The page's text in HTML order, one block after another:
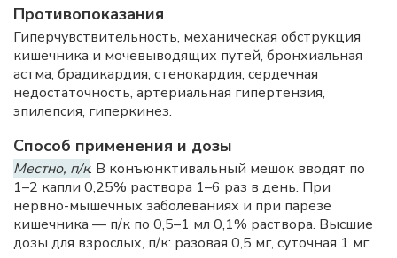
Противопоказания
Гиперчувствительность, механическая обструкция
кишечника и мочевыводящих путей, бронхиальная
астма, брадикардия, стенокардия, сердечная
недостаточность, артериальная гипертензия,
эпилепсия, гиперкинез.
Способ применения и дозы
Местно, п/к. В конъюнктивальный мешок вводят по
1–2 капли 0,25% раствора 1–6 раз в день. При
нервно-мышечных заболеваниях и при парезе
кишечника — п/к по 0,5–1 мл 0,1% раствора. Высшие
дозы для взрослых, п/к: разовая 0,5 мг, суточная 1 мг.